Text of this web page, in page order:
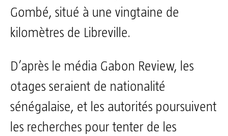
Gombé, situé à une vingtaine de
kilomètres de Libreville.
D’après le média Gabon Review, les
otages seraient de nationalité
sénégalaise, et les autorités poursuivent
les recherches pour tenter de les